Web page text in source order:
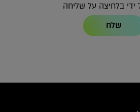
בלחיצה על שליחה
שלח